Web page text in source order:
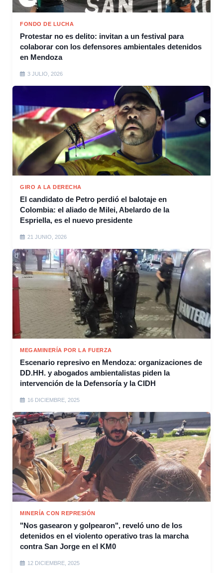
FONDO DE LUCHA
Protestar no es delito: invitan a un festival para
colaborar con los defensores ambientales detenidos
en Mendoza
3 JULIO, 2026
GIRO A LA DERECHA
El candidato de Petro perdió el balotaje en
Colombia: el aliado de Milei, Abelardo de la
Espriella, es el nuevo presidente
21 JUNIO, 2026
MEGAMINERÍA POR LA FUERZA
Escenario represivo en Mendoza: organizaciones de
DD.HH. y abogados ambientalistas piden la
intervención de la Defensoría y la CIDH
16 DICIEMBRE, 2025
MINERÍA CON REPRESIÓN
"Nos gasearon y golpearon", reveló uno de los
detenidos en el violento operativo tras la marcha
contra San Jorge en el KM0
12 DICIEMBRE, 2025